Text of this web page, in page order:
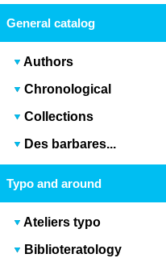
General catalog
Authors
Chronological
Collections
Des barbares...
Typo and around
Ateliers typo
Biblioteratology